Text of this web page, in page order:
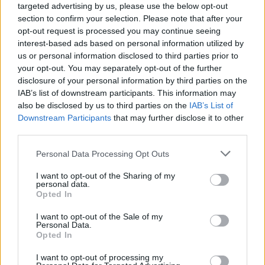
targeted advertising by us, please use the below opt-out
section to confirm your selection. Please note that after your
opt-out request is processed you may continue seeing
interest-based ads based on personal information utilized by
us or personal information disclosed to third parties prior to
your opt-out. You may separately opt-out of the further
disclosure of your personal information by third parties on the
IAB’s list of downstream participants. This information may
also be disclosed by us to third parties on the IAB’s List of
Downstream Participants that may further disclose it to other
Personal Data Processing Opt Outs
I want to opt-out of the Sharing of my
personal data.
Opted In
I want to opt-out of the Sale of my
Personal Data.
Opted In
I want to opt-out of processing my
Στην συνέχεια, η δημοσιογράφος ρώτησε αν ο
ναυτικός αποκλεισμός που έχουν επιβάλλει οι
ΗΠΑ στην Τεχεράνη, θα εξακολουθεί να ισχύει
μέχρι την ημέρα της εργασίας (Labor Day), στις 7
Σεπτεμβρίου.
O Αμερικανός πρόεδρος απάντησε «Μπορεί, αλλά
Q: Do you think the blockade will still be in place by
Labor Day?
Trump: It could be, but I think it's unlikely. I think this
will resolve itself fairly quickly.